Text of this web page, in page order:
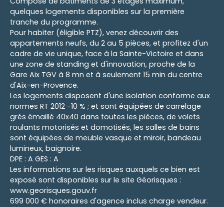
quelques logements disponibles sur la première
tranche du programme.
Pour habiter (éligible PTZ), venez découvrir des
appartements neufs, du 2 au 5 pièces, et profitez d'un
cadre de vie unique, face à la Sainte-Victoire et dans
une zone de standing et d'innovation, proche de la
Gare Aix TGV à 8 mn et à seulement 15 min du centre
d'Aix-en-Provence.
Les logements disposent d'une isolation conforme aux
normes RT 2012 -10 % ; et sont équipées de carrelage
grés émaillé 40x40 dans toutes les pièces, de volets
roulants motorisés et domotisés, les salles de bains
sont équipées de meuble vasque et miroir, bandeau
lumineux, baignoire.
DPE : A GES : A
Les informations sur les risques auxquels ce bien est
exposé sont disponibles sur le site Géorisques :
www.georisques.gouv.fr
699 000 € honoraires d'agence inclus charge vendeur.